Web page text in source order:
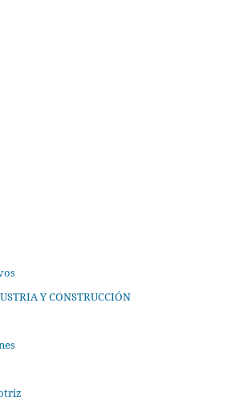
Y CONSTRUCCIÓN